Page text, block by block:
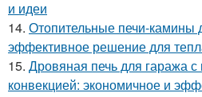
и идеи
14. Отопительные печи-камины
эффективное решение для
15. Дровяная печь для гаража с
конвекцией: экономичное и